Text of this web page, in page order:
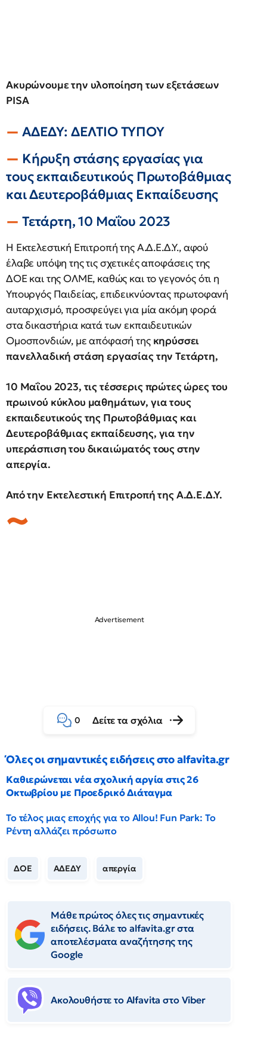
Ακυρώνουμε την υλοποίηση των εξετάσεων
PISA
ΑΔΕΔΥ: ΔΕΛΤΙΟ ΤΥΠΟΥ
Κήρυξη στάσης εργασίας για
τους εκπαιδευτικούς Πρωτοβάθμιας
και Δευτεροβάθμιας Εκπαίδευσης
Τετάρτη, 10 Μαΐου 2023
Η Εκτελεστική Επιτροπή της Α.Δ.Ε.Δ.Υ., αφού
έλαβε υπόψη της τις σχετικές αποφάσεις της
ΔΟΕ και της ΟΛΜΕ, καθώς και το γεγονός ότι η
Υπουργός Παιδείας, επιδεικνύοντας πρωτοφανή
αυταρχισμό, προσφεύγει για μία ακόμη φορά
στα δικαστήρια κατά των εκπαιδευτικών
Ομοσπονδιών, με απόφασή της κηρύσσει
πανελλαδική στάση εργασίας την Τετάρτη,
10 Μαΐου 2023, τις τέσσερις πρώτες ώρες του
πρωινού κύκλου μαθημάτων, για τους
εκπαιδευτικούς της Πρωτοβάθμιας και
Δευτεροβάθμιας εκπαίδευσης, για την
υπεράσπιση του δικαιώματός τους στην
απεργία.
Από την Εκτελεστική Επιτροπή της Α.Δ.Ε.Δ.Υ.
0 Δείτε τα σχόλια
Όλες οι σημαντικές ειδήσεις στο alfavita.gr
Καθιερώνεται νέα σχολική αργία στις 26
Οκτωβρίου με Προεδρικό Διάταγμα
Το τέλος μιας εποχής για το Allou! Fun Park: Το
Ρέντη αλλάζει πρόσωπο
ΔΟΕ ΑΔΕΔΥ απεργία
Μάθε πρώτος όλες τις σημαντικές
ειδήσεις. Βάλε το alfavita.gr στα
αποτελέσματα αναζήτησης της
Google
Ακολουθήστε το Αlfavita στο Viber